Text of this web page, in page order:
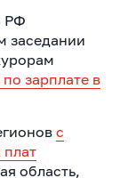
РФ
заседании
зарплате в
с
область,